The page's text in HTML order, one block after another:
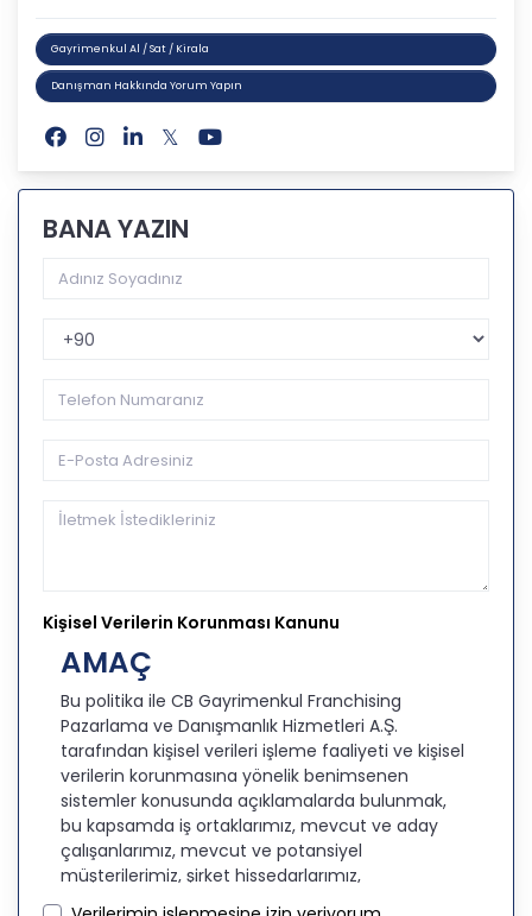
Gayrimenkul Al / Sat / Kirala
Danışman Hakkında Yorum Yapın
BANA YAZIN
Telefon Kodu
Kişisel Verilerin Korunması Kanunu
AMAÇ
Bu politika ile CB Gayrimenkul Franchising
Pazarlama ve Danışmanlık Hizmetleri A.Ş.
tarafından kişisel verileri işleme faaliyeti ve kişisel
verilerin korunmasına yönelik benimsenen
sistemler konusunda açıklamalarda bulunmak,
bu kapsamda iş ortaklarımız, mevcut ve aday
çalışanlarımız, mevcut ve potansiyel
müşterilerimiz, şirket hissedarlarımız,